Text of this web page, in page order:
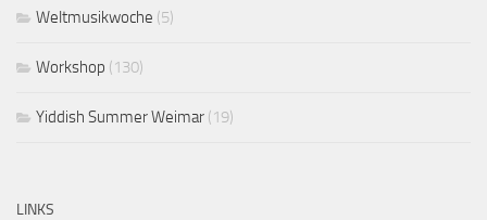
Weltmusikwoche (5)
Workshop (130)
Yiddish Summer Weimar (19)
LINKS